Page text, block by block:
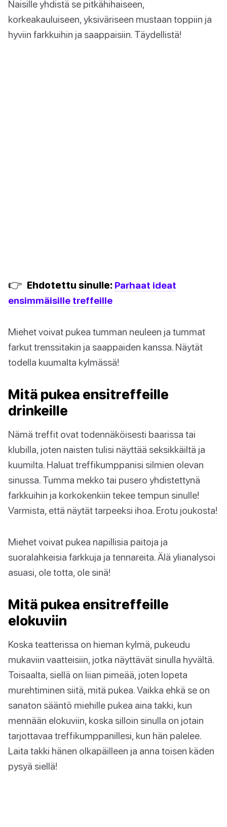
Naisille yhdistä se pitkähihaiseen,
korkeakauluiseen, yksiväriseen mustaan toppiin ja
hyviin farkkuihin ja saappaisiin. Täydellistä!
👉 Ehdotettu sinulle: Parhaat ideat
ensimmäisille treffeille
Miehet voivat pukea tumman neuleen ja tummat
farkut trenssitakin ja saappaiden kanssa. Näytät
todella kuumalta kylmässä!
Mitä pukea ensitreffeille
drinkeille
Nämä treffit ovat todennäköisesti baarissa tai
klubilla, joten naisten tulisi näyttää seksikkäiltä ja
kuumilta. Haluat treffikumppanisi silmien olevan
sinussa. Tumma mekko tai pusero yhdistettynä
farkkuihin ja korkokenkiin tekee tempun sinulle!
Varmista, että näytät tarpeeksi ihoa. Erotu joukosta!
Miehet voivat pukea napillisia paitoja ja
suoralahkeisia farkkuja ja tennareita. Älä ylianalysoi
asuasi, ole totta, ole sinä!
Mitä pukea ensitreffeille
elokuviin
Koska teatterissa on hieman kylmä, pukeudu
mukaviin vaatteisiin, jotka näyttävät sinulla hyvältä.
Toisaalta, siellä on liian pimeää, joten lopeta
murehtiminen siitä, mitä pukea. Vaikka ehkä se on
sanaton sääntö miehille pukea aina takki, kun
mennään elokuviin, koska silloin sinulla on jotain
tarjottavaa treffikumppanillesi, kun hän palelee.
Laita takki hänen olkapäilleen ja anna toisen käden
pysyä siellä!